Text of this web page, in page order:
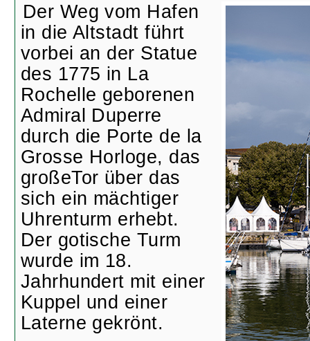
Der Weg vom Hafen
in die Altstadt führt
vorbei an der Statue
des 1775 in La
Rochelle geborenen
Admiral Duperre
durch die Porte de la
Grosse Horloge, das
großeTor über das
sich ein mächtiger
Uhrenturm erhebt.
Der gotische Turm
wurde im 18.
Jahrhundert mit einer
Kuppel und einer
Laterne gekrönt.